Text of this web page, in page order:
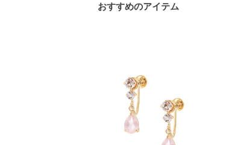
おすすめのアイテム